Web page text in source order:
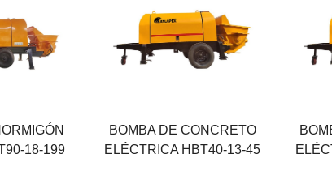
18-199
BOMBA DE CONCRETO
ELÉCTRICA HBT40-13-45
Máximo rendimiento
40 M³/H
Máxima presión
45 KW
50
55